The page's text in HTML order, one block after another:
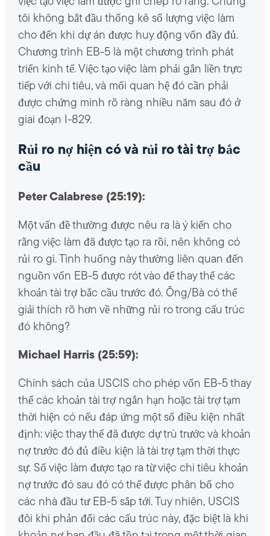
tôi không bắt đầu thống kê số lượng việc làm
cho đến khi dự án được huy động vốn đầy đủ.
Chương trình EB-5 là một chương trình phát
triển kinh tế. Việc tạo việc làm phải gắn liền trực
tiếp với chi tiêu, và mối quan hệ đó cần phải
được chứng minh rõ ràng nhiều năm sau đó ở
giai đoạn I-829.
Rủi ro nợ hiện có và rủi ro tài trợ bắc
cầu
Peter Calabrese (25:19):
Một vấn đề thường được nêu ra là ý kiến ​​cho
rằng việc làm đã được tạo ra rồi, nên không có
rủi ro gì. Tình huống này thường liên quan đến
nguồn vốn EB-5 được rót vào để thay thế các
khoản tài trợ bắc cầu trước đó. Ông/Bà có thể
giải thích rõ hơn về những rủi ro trong cấu trúc
đó không?
Michael Harris (25:59):
Chính sách của USCIS cho phép vốn EB-5 thay
thế các khoản tài trợ ngắn hạn hoặc tài trợ tạm
thời hiện có nếu đáp ứng một số điều kiện nhất
định: việc thay thế đã được dự trù trước và khoản
nợ trước đó đủ điều kiện là tài trợ tạm thời thực
sự. Số việc làm được tạo ra từ việc chi tiêu khoản
nợ trước đó sau đó có thể được phân bổ cho
các nhà đầu tư EB-5 sắp tới. Tuy nhiên, USCIS
đôi khi phản đối các cấu trúc này, đặc biệt là khi